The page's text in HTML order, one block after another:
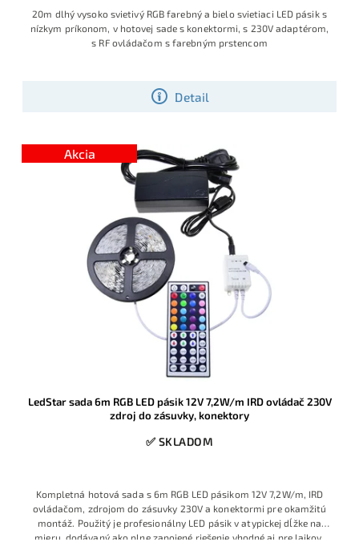
Detail
20m dlhý vysoko svietivý RGB farebný a bielo svietiaci LED pásik s
nízkym príkonom, v hotovej sade s konektormi, s 230V adaptérom,
s RF ovládačom s farebným prstencom
Akcia
LedStar sada 6m RGB LED pásik 12V 7,2W/m IRD ovládač 230V
zdroj do zásuvky, konektory
✅ SKLADOM
Kompletná hotová sada s 6m RGB LED pásikom 12V 7,2W/m, IRD
ovládačom, zdrojom do zásuvky 230V a konektormi pre okamžitú
montáž. Použitý je profesionálny LED pásik v atypickej dĺžke na
mieru, dodávaný ako plne zapojené riešenie vhodné aj pre laikov,